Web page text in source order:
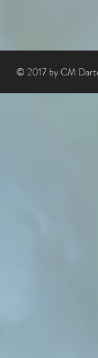
© 2017 by CM